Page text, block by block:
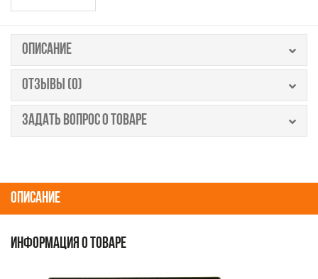
ОПИСАНИЕ
ОТЗЫВЫ (0)
ЗАДАТЬ ВОПРОС О ТОВАРЕ
ОПИСАНИЕ
ИНФОРМАЦИЯ О ТОВАРЕ